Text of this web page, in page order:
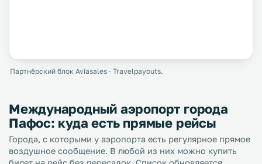
Партнёрский блок Aviasales · Travelpayouts.
Международный аэропорт города
Пафос: куда есть прямые рейсы
Города, с которыми у аэропорта есть регулярное прямое
воздушное сообщение. В любой из них можно купить